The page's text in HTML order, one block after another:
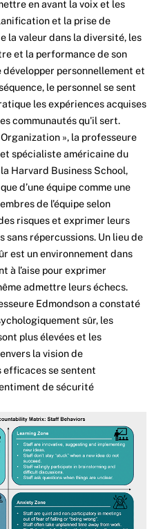
en avant la voix et les
et la prise de
la valeur dans la diversité, les
et la performance de son
développer personnellement et
le personnel se sent
les expériences acquises
communautés qu'il sert.
», la professeure
spécialiste américaine du
Harvard Business School,
d’une équipe comme une
de l’équipe selon
risques et exprimer leurs
répercussions. Un lieu de
est un environnement dans
à l’aise pour exprimer
admettre leurs échecs.
Edmondson a constaté
sûr, les
plus élevées et les
la vision de
efficaces se sentent
de sécurité